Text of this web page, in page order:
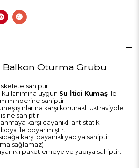
Balkon Oturma Grubu
iskelete sahiptir.
uygun Su İtici Kumaş ile
minderine sahiptir.
ışınlarına karşı korunaklı Uktraviyole
sahiptir.
karşı dayanıklı antistatik-
ile boyanmıştır.
karşı dayanıklı yapıya sahiptir.
sağlamaz)
paketlemeye ve yapıya sahiptir.